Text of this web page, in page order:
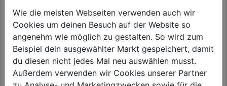
Spiralbohrer-Set HSS 6tlg.
Spiralbohrer HSS DIN 338
Wie die meisten Webseiten verwenden auch wir
Cookies um deinen Besuch auf der Website so
angenehm wie möglich zu gestalten. So wird zum
Beispiel dein ausgewählter Markt gespeichert, damit
du diesen nicht jedes Mal neu auswählen musst.
Außerdem verwenden wir Cookies unserer Partner